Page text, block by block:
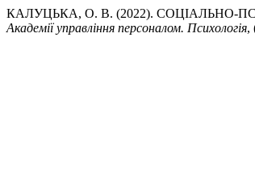
КАЛУЦЬКА, О. В. (2022).
Академії управління персоналом. Психологія,